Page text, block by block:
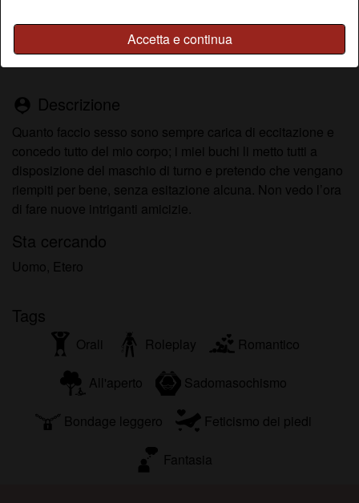
Accetta e continua
Fumatrice:
A volte
person_pin Descrizione
Quanto faccio sesso sono sempre carica di eccitazione e
concedo tutto del mio corpo; i miei buchi li metto tutti a
disposizione del maschio di turno e pretendo che vengano
riempiti per bene, senza esitazione alcuna. Non vedo l’ora
di fare nuove intriganti amicizie.
Sta cercando
Uomo, Etero
Tags
Orali Roleplay Romantico
All'aperto Sadomasochismo
Bondage leggero Feticismo dei piedi
Fantasia